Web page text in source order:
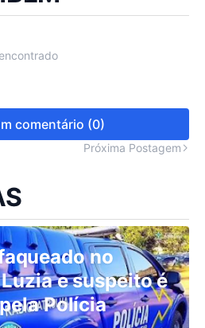
comentário (0)
Próxima Postagem
no
e suspeito é
Polícia